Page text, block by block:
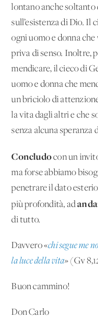
lontano anche soltanto
sull’esistenza di Dio. Il
ogni uomo e donna
priva di senso. Inoltre,
mendicare, il cieco di
uomo e donna che
un briciolo di
la vita dagli altri e che
senza alcuna speranza
Concludocon un
ma forse abbiamo
penetrare il dato
più profondità, ad
di tutto.
Davvero «chi segue me
la luce della vita» (Gv
Buon cammino!
Don Carlo